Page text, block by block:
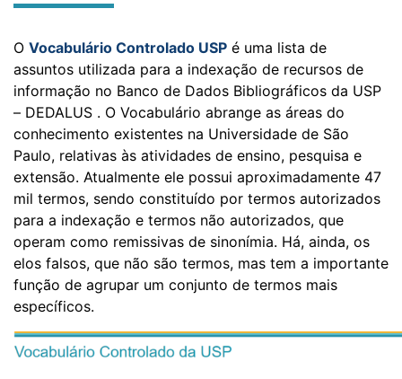
O Vocabulário Controlado USP é uma lista de
assuntos utilizada para a indexação de recursos de
informação no Banco de Dados Bibliográficos da USP
– DEDALUS . O Vocabulário abrange as áreas do
conhecimento existentes na Universidade de São
Paulo, relativas às atividades de ensino, pesquisa e
extensão. Atualmente ele possui aproximadamente 47
mil termos, sendo constituído por termos autorizados
para a indexação e termos não autorizados, que
operam como remissivas de sinonímia. Há, ainda, os
elos falsos, que não são termos, mas tem a importante
função de agrupar um conjunto de termos mais
específicos.